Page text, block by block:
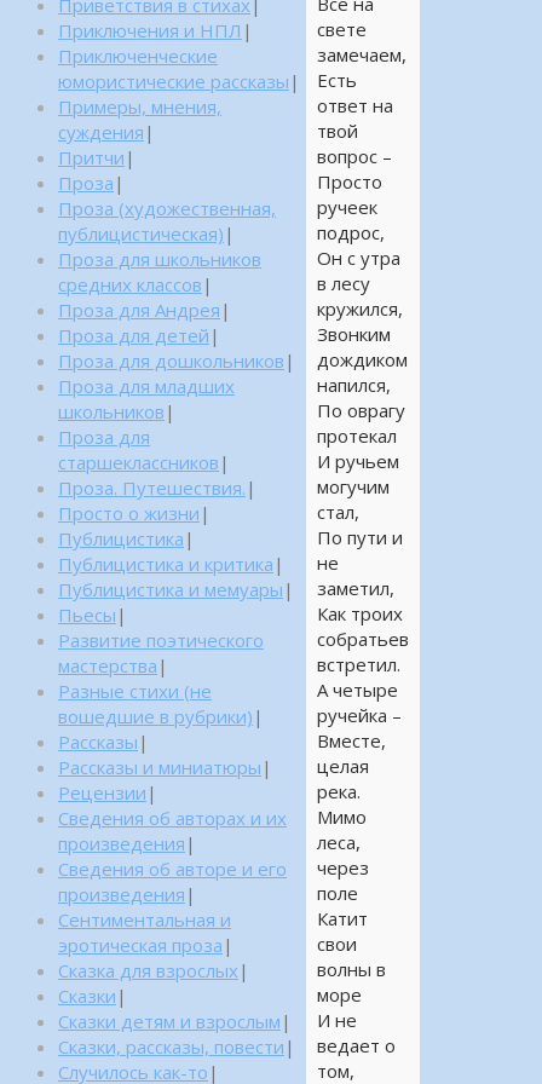
свете
замечаем,
Есть
ответ на
твой
вопрос –
Просто
ручеек
подрос,
Он с утра
в лесу
кружился,
Звонким
дождиком
напился,
По оврагу
протекал
И ручьем
могучим
стал,
По пути и
не
заметил,
Как троих
собратьев
встретил.
А четыре
ручейка –
Вместе,
целая
река.
Мимо
леса,
через
поле
Катит
свои
волны в
море
И не
ведает о
том,
Приветствия в стихах
Приключения и НПЛ |
Приключенческие
юмористические рассказы |
Примеры, мнения,
суждения |
Притчи |
Проза |
Проза (художественная,
публицистическая) |
Проза для школьников
средних классов |
Проза для Андрея |
Проза для детей |
Проза для дошкольников |
Проза для младших
школьников |
Проза для
старшеклассников |
Проза. Путешествия. |
Просто о жизни |
Публицистика |
Публицистика и критика |
Публицистика и мемуары |
Пьесы |
Развитие поэтического
мастерства |
Разные стихи (не
вошедшие в рубрики) |
Рассказы |
Рассказы и миниатюры |
Рецензии |
Сведения об авторах и их
произведения |
Сведения об авторе и его
произведения |
Сентиментальная и
эротическая проза |
Сказка для взрослых |
Сказки |
Сказки детям и взрослым |
Сказки, рассказы, повести |
Случилось как-то |